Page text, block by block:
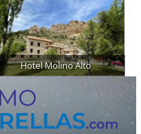
Hotel Molino Alto